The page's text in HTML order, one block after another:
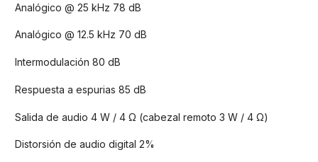
Analógico @ 25 kHz 78 dB
Analógico @ 12.5 kHz 70 dB
Intermodulación 80 dB
Respuesta a espurias 85 dB
Salida de audio 4 W / 4 Ω (cabezal remoto 3 W / 4 Ω)
Distorsión de audio digital 2%